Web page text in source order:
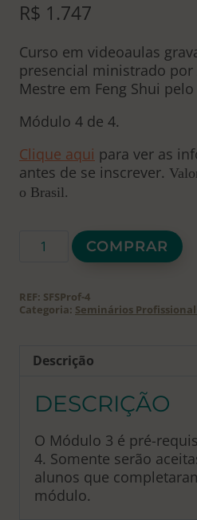
R$ 1.747
Curso em videoaulas
presencial ministrado por
Mestre em Feng Shui pelo
Módulo 4 de 4.
Clique aqui para ver as
antes de se inscrever.
o Brasil.
Seminário
Shui
Profissional
COMPRAR
REF: SFSProf-4
Categoria: Seminários
Descrição
DESCRIÇÃO
O Módulo 3 é pré-
4. Somente serão
alunos que
módulo.